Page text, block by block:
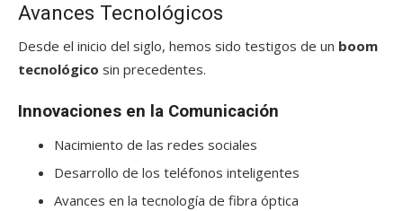
Avances Tecnológicos
Desde el inicio del siglo, hemos sido testigos de un boom
tecnológico sin precedentes.
Innovaciones en la Comunicación
Nacimiento de las redes sociales
Desarrollo de los teléfonos inteligentes
Avances en la tecnología de fibra óptica